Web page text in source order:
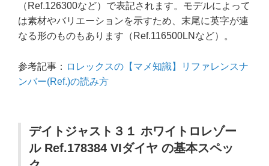
（Ref.126300など）で表記されます。モデルによって
は素材やバリエーションを示すため、末尾に英字が連
なる形のものもあります（Ref.116500LNなど）。
参考記事： ロレックスの【マメ知識】リファレンスナ
ンバー(Ref.)の読み方
デイトジャスト３１ ホワイトロレゾー
ル Ref.178384 VIダイヤ の基本スペッ